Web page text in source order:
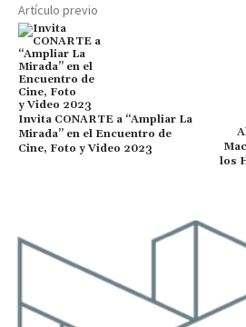
Artículo previo
Invita CONARTE a “Ampliar La
Mirada” en el Encuentro de
Cine, Foto y Video 2023
los